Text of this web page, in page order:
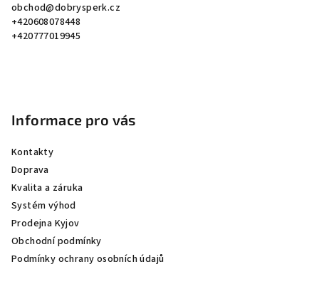
obchod@dobrysperk.cz
+420608078448
+420777019945
Informace pro vás
Kontakty
Doprava
Kvalita a záruka
Systém výhod
Prodejna Kyjov
Obchodní podmínky
Podmínky ochrany osobních údajů